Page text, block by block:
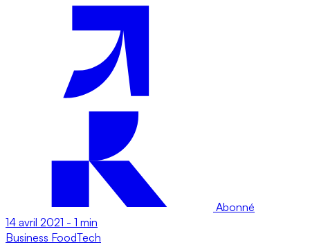
Abonné
14 avril 2021 - 1 min
Business FoodTech